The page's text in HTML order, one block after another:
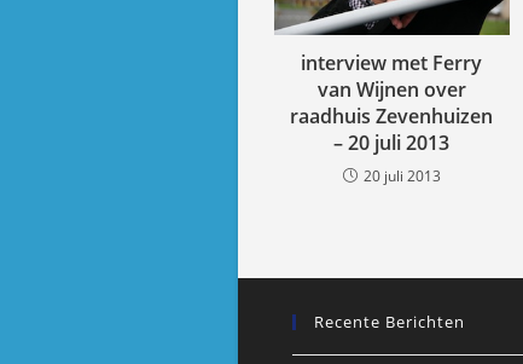
interview met Ferry
van Wijnen over
raadhuis Zevenhuizen
– 20 juli 2013
20 juli 2013
Recente Berichten